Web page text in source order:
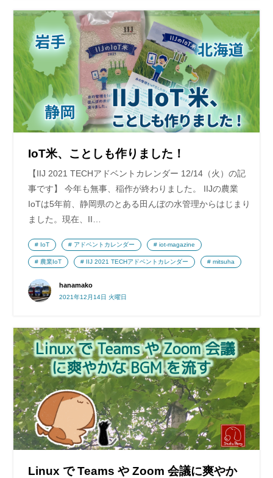
IoT米、ことしも作りました！
【IIJ 2021 TECHアドベントカレンダー 12/14（火）の記
事です】 今年も無事、稲作が終わりました。 IIJの農業
IoTは5年前、静岡県のとある田んぼの水管理からはじまり
ました。現在、II…
hanamako
2021年12月14日 火曜日
IoT アドベントカレンダー iot-magazine
農業IoT IIJ 2021 TECHアドベントカレンダー mitsuha
Linux で Teams や Zoom 会議に爽やか